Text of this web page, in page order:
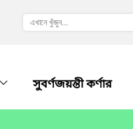
সুবর্ণজয়ন্তী কর্ণার